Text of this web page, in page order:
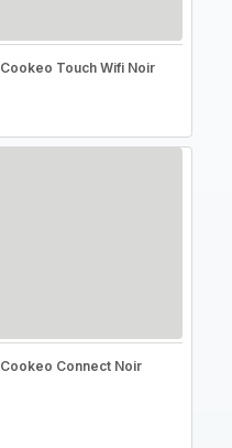
Cookeo Touch Wifi Noir
Cookeo Connect Noir